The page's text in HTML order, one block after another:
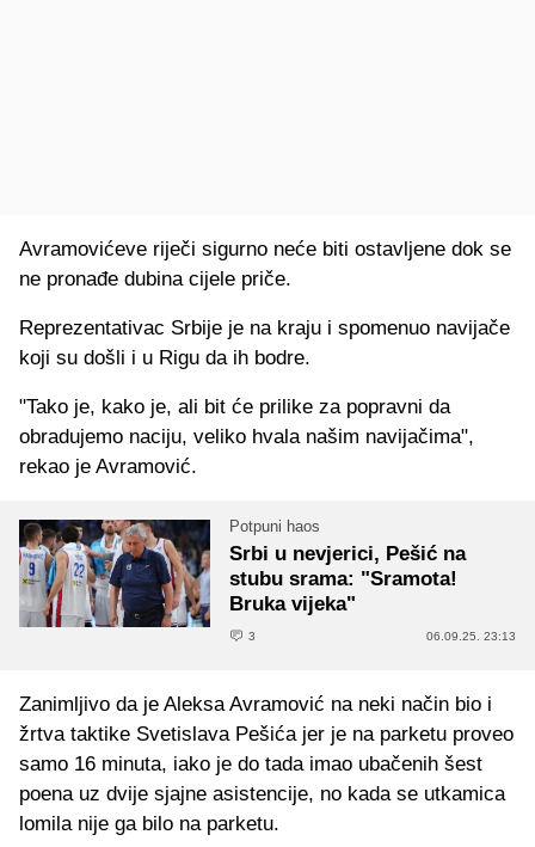
Avramovićeve riječi sigurno neće biti ostavljene dok se
ne pronađe dubina cijele priče.
Reprezentativac Srbije je na kraju i spomenuo navijače
koji su došli i u Rigu da ih bodre.
"Tako je, kako je, ali bit će prilike za popravni da
obradujemo naciju, veliko hvala našim navijačima",
rekao je Avramović.
Potpuni haos
Srbi u nevjerici, Pešić na
stubu srama: "Sramota!
Bruka vijeka"
3 06.09.25. 23:13
Zanimljivo da je Aleksa Avramović na neki način bio i
žrtva taktike Svetislava Pešića jer je na parketu proveo
samo 16 minuta, iako je do tada imao ubačenih šest
poena uz dvije sjajne asistencije, no kada se utkamica
lomila nije ga bilo na parketu.